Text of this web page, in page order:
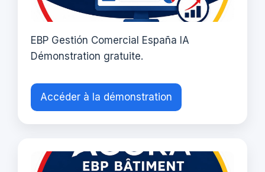
EBP Gestión Comercial España IA
Démonstration gratuite.
Accéder à la démonstration